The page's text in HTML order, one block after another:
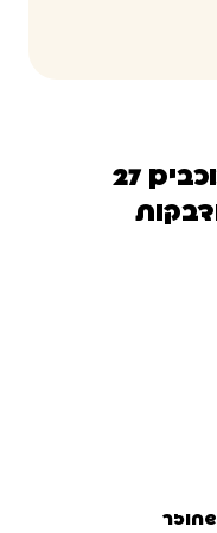
NICI מדבקות שם ג'ולי כוכבים 27